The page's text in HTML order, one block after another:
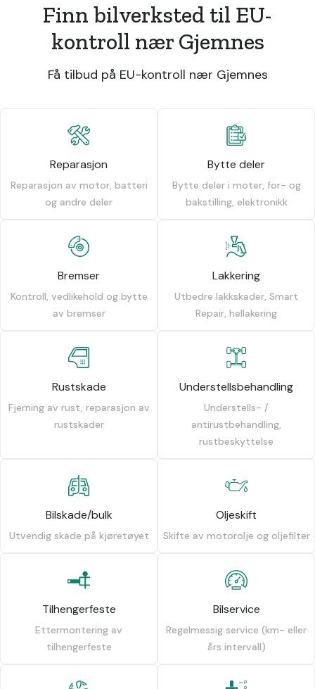
Finn bilverksted til EU-
kontroll nær Gjemnes
Få tilbud på EU-kontroll nær Gjemnes
Reparasjon
Reparasjon av motor, batteri
og andre deler
Bytte deler
Bytte deler i moter, for- og
bakstilling, elektronikk
Bremser
Kontroll, vedlikehold og bytte
av bremser
Lakkering
Utbedre lakkskader, Smart
Repair, hellakering
Rustskade
Fjerning av rust, reparasjon av
rustskader
Understellsbehandling
Understells- /
antirustbehandling,
rustbeskyttelse
Bilskade/bulk
Utvendig skade på kjøretøyet
Oljeskift
Skifte av motorolje og oljefilter
Tilhengerfeste
Ettermontering av
tilhengerfeste
Bilservice
Regelmessig service (km- eller
års intervall)